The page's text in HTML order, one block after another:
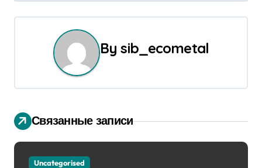
г
и
я
п
Bysib_ecometal
Связанные записи
Uncategorised